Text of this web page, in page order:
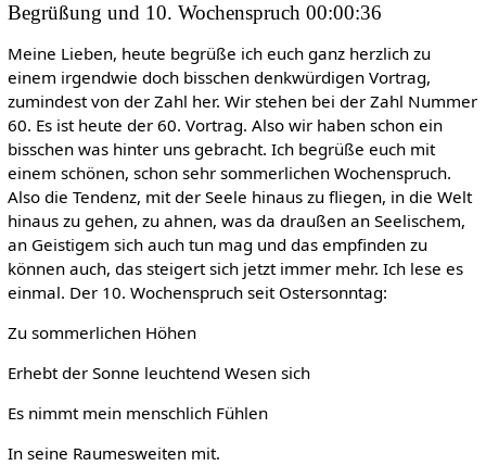
Begrüßung und 10. Wochenspruch 00:00:36
Meine Lieben, heute begrüße ich euch ganz herzlich zu
einem irgendwie doch bisschen denkwürdigen Vortrag,
zumindest von der Zahl her. Wir stehen bei der Zahl Nummer
60. Es ist heute der 60. Vortrag. Also wir haben schon ein
bisschen was hinter uns gebracht. Ich begrüße euch mit
einem schönen, schon sehr sommerlichen Wochenspruch.
Also die Tendenz, mit der Seele hinaus zu fliegen, in die Welt
hinaus zu gehen, zu ahnen, was da draußen an Seelischem,
an Geistigem sich auch tun mag und das empfinden zu
können auch, das steigert sich jetzt immer mehr. Ich lese es
einmal. Der 10. Wochenspruch seit Ostersonntag:
Zu sommerlichen Höhen
Erhebt der Sonne leuchtend Wesen sich
Es nimmt mein menschlich Fühlen
In seine Raumesweiten mit.